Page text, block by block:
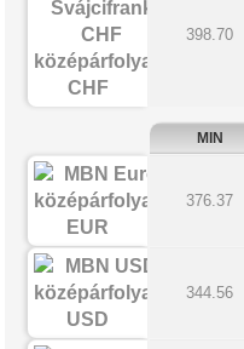
CHF
398.70
MIN
EUR
376.37
USD
344.56